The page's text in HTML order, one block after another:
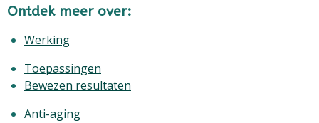
Ontdek meer over:
Werking
Toepassingen
Bewezen resultaten
Anti-aging